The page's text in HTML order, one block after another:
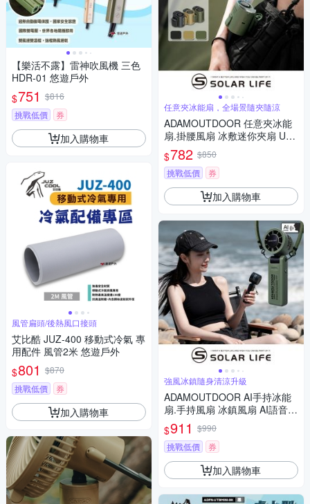
【樂活不露】雷神吹風機 三色
HDR-01 悠遊戶外
$751 $816
挑戰低價
券
加入購物車
風管扁頭/後熱風口接頭
艾比酷 JUZ-400 移動式冷氣 專
用配件 風管2米 悠遊戶外
$801 $870
挑戰低價
券
加入購物車
任意夾冰能扇，全場景隨夾隨涼
ADAMOUTDOOR 任意夾冰能
扇.掛腰風扇 冰敷迷你夾扇 USB
充電扇 隨身降溫電扇 夾腰製冷
小風扇
$782 $850
挑戰低價
券
加入購物車
強風冰鎮隨身清涼升級
ADAMOUTDOOR AI手持冰能
扇.手持風扇 冰鎮風扇 AI語音控
制 折疊隨身降溫 露營小風扇
$911 $990
挑戰低價
券
加入購物車